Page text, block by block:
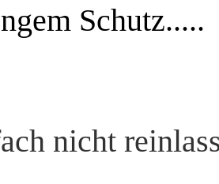
Schutz.....
nicht